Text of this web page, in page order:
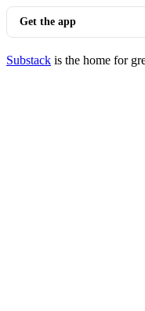
Get the app
Substack is the home for